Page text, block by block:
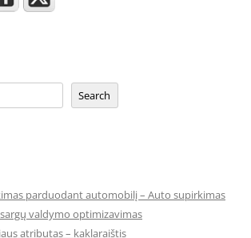
Search
parduodant automobilį – Auto supirkimas
valdymo optimizavimas
atributas – kaklaraištis